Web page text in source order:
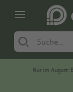
Nur im August: